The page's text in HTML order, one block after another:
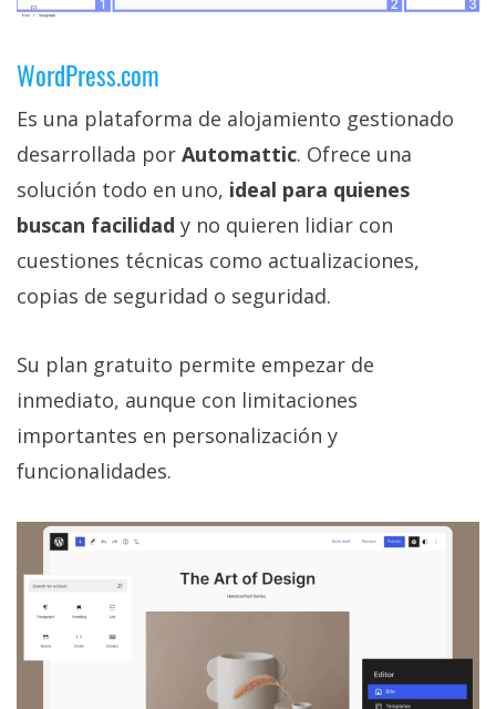
2026.Algunos
WordPress.com
Es una plataforma de alojamiento gestionado
desarrollada por Automattic. Ofrece una
solución todo en uno, ideal para quienes
buscan facilidad y no quieren lidiar con
cuestiones técnicas como actualizaciones,
copias de seguridad o seguridad.
Su plan gratuito permite empezar de
inmediato, aunque con limitaciones
importantes en personalización y
funcionalidades.